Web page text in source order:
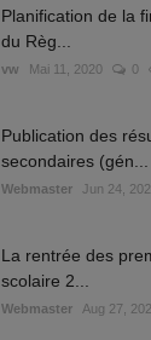
Planification de la
du Règ...
vw Mai 11, 2020 0
Publication des
secondaires (gén...
Webmaster Jun 24,
La rentrée des
scolaire 2...
Webmaster Aug 27,